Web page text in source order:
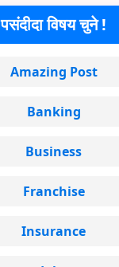
पसंदीदा विषय चुने !
Amazing Post
Banking
Business
Franchise
Insurance